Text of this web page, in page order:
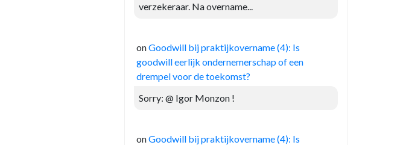
verzekeraar. Na overname...
onGoodwill bij praktijkovername (4): Is
goodwill eerlijk ondernemerschap of een
drempel voor de toekomst?
Sorry: @ Igor Monzon !
onGoodwill bij praktijkovername (4): Is